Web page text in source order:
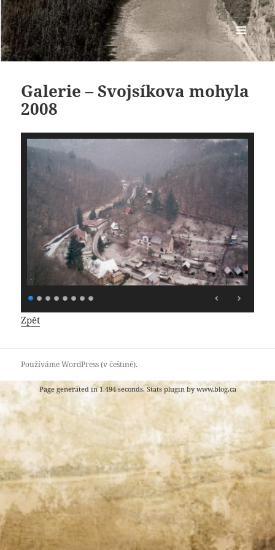
Osada SKOT
MENU
A
Galerie – Svojsíkova mohyla
2008
Zpět
Používáme WordPress (v češtině).
Page generated in 1,494 seconds. Stats plugin by www.blog.ca